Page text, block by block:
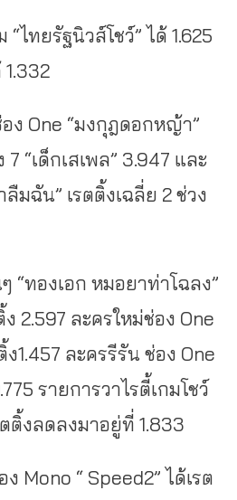
ไทยรัฐนิวส์โชว์” ได้ 1.625
1.332
ง One “มงกุฎดอกหญ้า”
“เด็กเสเพล” 3.947 และ
มฉัน” เรตติ้งเฉลี่ย 2 ช่วง
“ทองเอก หมอยาท่าโฉลง”
2.597 ละครใหม่ช่อง One
ง1.457 ละครรีรัน ช่อง One
รายการวาไรตี้เกมโชว์
ติ้งลดลงมาอยู่ที่ 1.833
Mono “ Speed2” ได้เรต